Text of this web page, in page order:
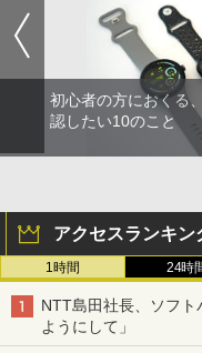
初心者の方におくる
認したい10のこと
アクセスランキン
1時間 24時
NTT島田社長、ソフ
ようにして」